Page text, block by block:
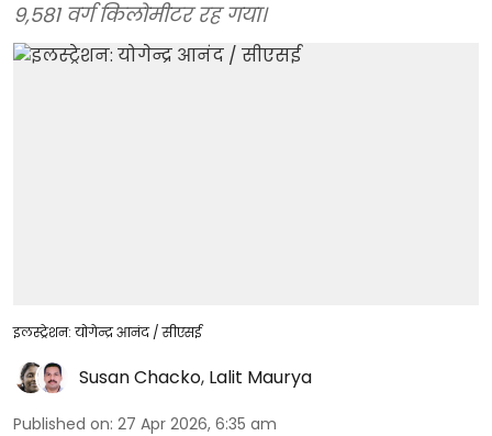
9,581 वर्ग किलोमीटर रह गया।
इलस्ट्रेशन: योगेन्द्र आनंद / सीएसई
Susan Chacko, Lalit Maurya
Published on: 27 Apr 2026, 6:35 am